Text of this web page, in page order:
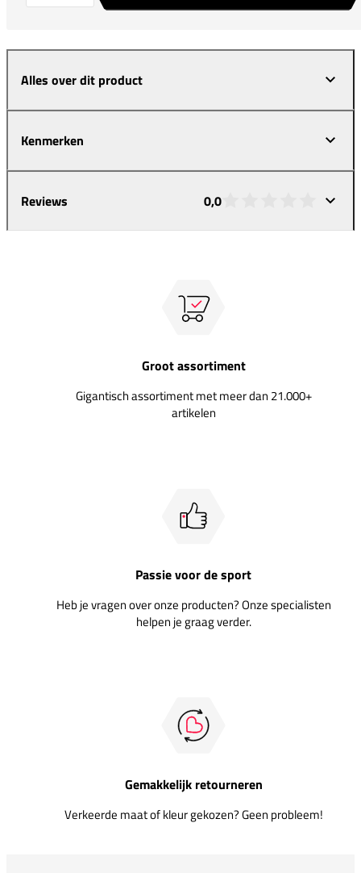
Alles over dit product
Kenmerken
Reviews 0,0
Groot assortiment
Gigantisch assortiment met meer dan 21.000+
artikelen
Passie voor de sport
Heb je vragen over onze producten? Onze specialisten
helpen je graag verder.
Gemakkelijk retourneren
Verkeerde maat of kleur gekozen? Geen probleem!